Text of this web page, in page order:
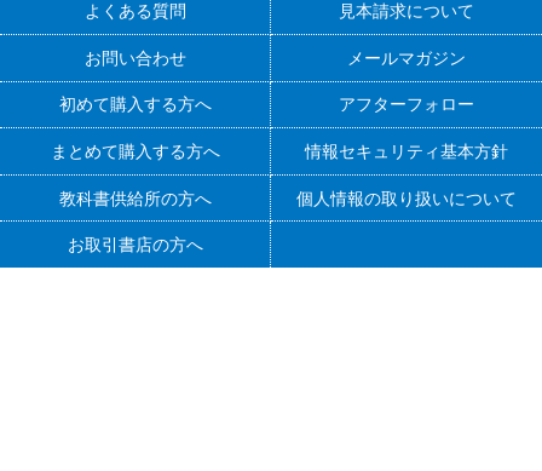
よくある質問 見本請求について
お問い合わせ メールマガジン
初めて購入する方へ アフターフォロー
まとめて購入する方へ 情報セキュリティ基本方針
教科書供給所の方へ 個人情報の取り扱いについて
お取引書店の方へ